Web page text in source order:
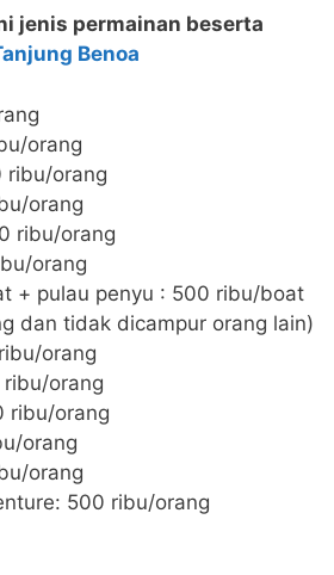
jenis permainan beserta
Benoa
orang
ribu/orang
orang
ribu/orang
orang
+ pulau penyu : 500 ribu/boat
dan tidak dicampur orang lain)
orang
orang
ribu/orang
orang
orang
500 ribu/orang